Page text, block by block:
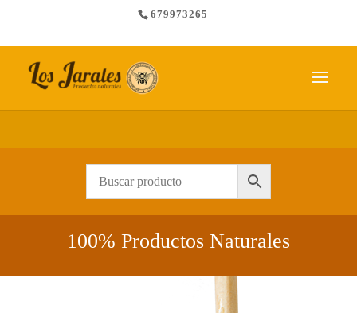
679973265
Envío gratis a partir de 65 €
100% Productos Naturales